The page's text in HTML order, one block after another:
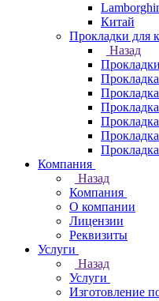
Китай
Прокладки для
Назад
Компания
Назад
Компания
О компании
Лицензии
Реквизиты
Услуги
Назад
Услуги
Изготовление